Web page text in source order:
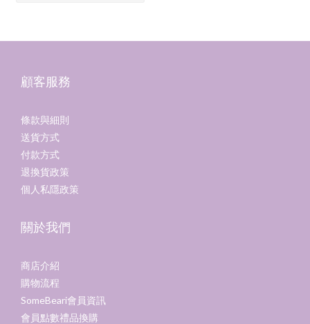
顧客服務
條款與細則
送貨方式
付款方式
退換貨政策
個人私隱政策
關於我們
商店介紹
購物流程
SomeBeari會員資訊
會員點數禮品換購